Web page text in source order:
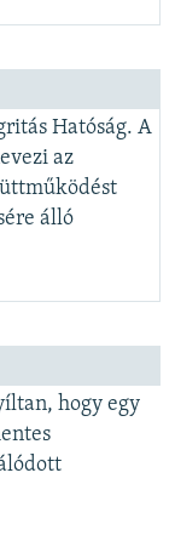
Hatóság. A
az
álló
hogy egy